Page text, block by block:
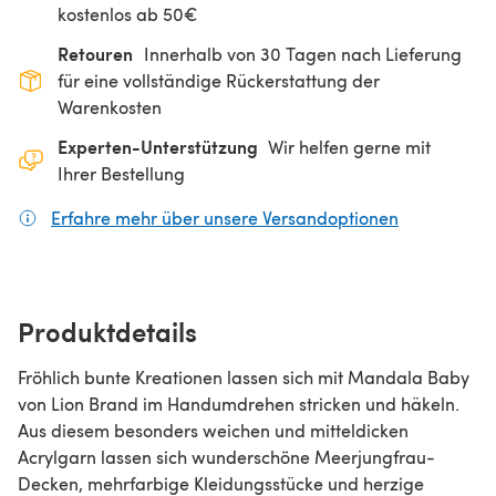
kostenlos ab 50€
Retouren Innerhalb von 30 Tagen nach Lieferung
für eine vollständige Rückerstattung der
Warenkosten
Experten-Unterstützung Wir helfen gerne mit
Ihrer Bestellung
Erfahre mehr über unsere Versandoptionen
Produktdetails
Fröhlich bunte Kreationen lassen sich mit Mandala Baby
von Lion Brand im Handumdrehen stricken und häkeln.
Aus diesem besonders weichen und mitteldicken
Acrylgarn lassen sich wunderschöne Meerjungfrau-
Decken, mehrfarbige Kleidungsstücke und herzige